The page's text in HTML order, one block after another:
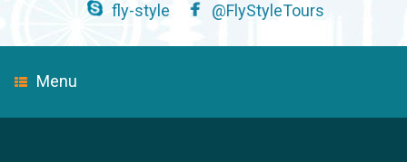
fly-style @FlyStyleTours
Menu